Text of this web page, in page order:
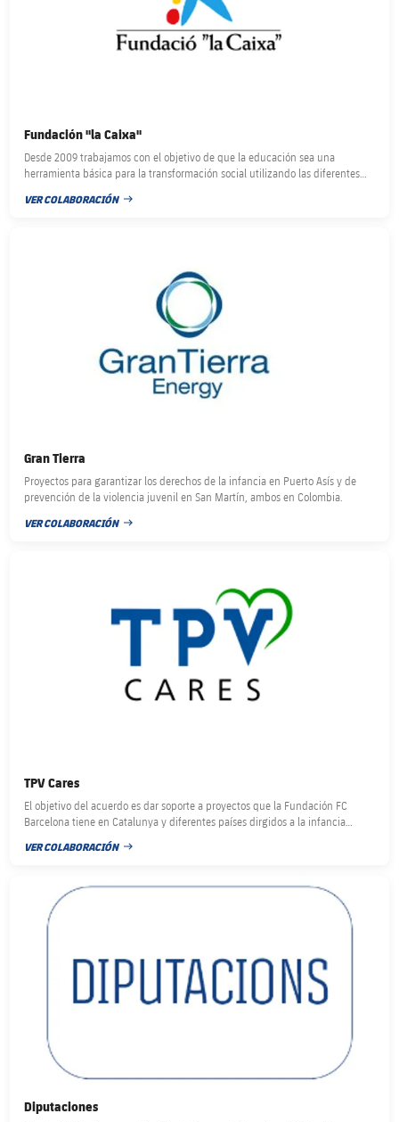
Fundación ''la Caixa''
Desde 2009 trabajamos con el objetivo de que la educación sea una
herramienta básica para la transformación social utilizando las diferentes
VER COLABORACIÓN
FECHA DE PUBLICACIÓN
Gran Tierra
Proyectos para garantizar los derechos de la infancia en Puerto Asís y de
prevención de la violencia juvenil en San Martín, ambos en Colombia.
VER COLABORACIÓN
FECHA DE PUBLICACIÓN
TPV Cares
El objetivo del acuerdo es dar soporte a proyectos que la Fundación FC
Barcelona tiene en Catalunya y diferentes países dirgidos a la infancia
VER COLABORACIÓN
FECHA DE PUBLICACIÓN
FC Barcelona club badge
Diputaciones